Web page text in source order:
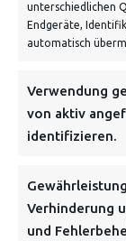
unterschiedlichen
Endgeräte,
automatisch
Verwendung
von aktiv
identifizieren.
Verhinderung
und
NEWSLETTER
Danke, deine